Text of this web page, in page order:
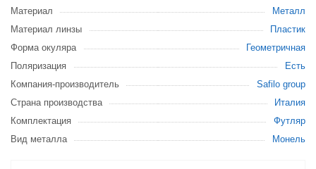
Материал
Металл
Материал линзы
Пластик
Форма окуляра
Геометричная
Поляризация
Есть
Компания-производитель
Safilo group
Страна производства
Италия
Комплектация
Футляр
Вид металла
Монель